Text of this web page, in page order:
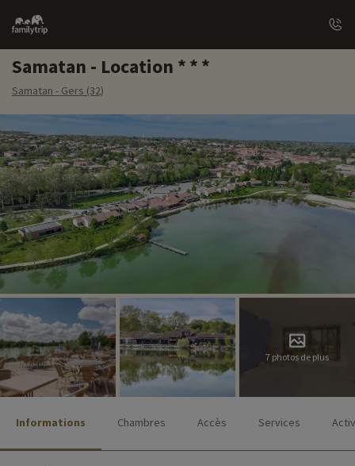
Family
trip
Samatan - Location
Samatan - Gers (32)
7 photos de plus
Informations Chambres Accès Services